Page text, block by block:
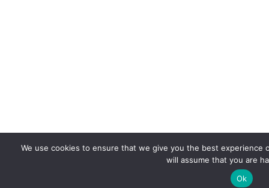
We use cookies to ensure that we give you the best
will assume that you are
Ok